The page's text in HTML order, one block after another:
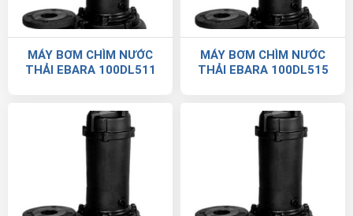
MÁY BƠM CHÌM NƯỚC
THẢI EBARA 100DL511
MÁY BƠM CHÌM NƯỚC
THẢI EBARA 100DL515